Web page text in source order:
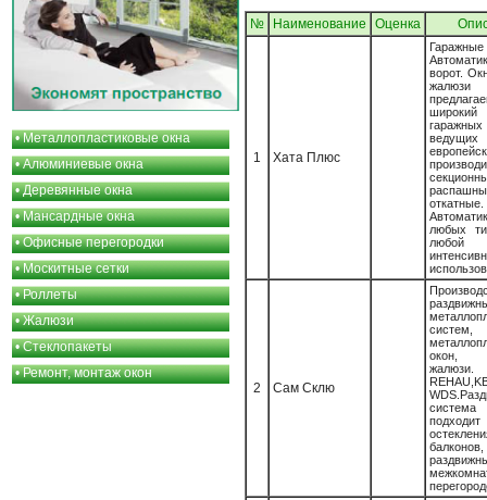
•Металлопластиковые окна
•Алюминиевые окна
•Деревянные окна
•Мансардные окна
•Офисные перегородки
•Москитные сетки
•Роллеты
•Жалюзи
•Стеклопакеты
•Ремонт, монтаж окон
№ Наименование Oценка
1 Хата Плюс
ворот.
ведущих
откатные.
любых
любой
2 Сам Склю
систем,
окон,
система